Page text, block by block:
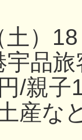
）18
品旅
/親子
産な